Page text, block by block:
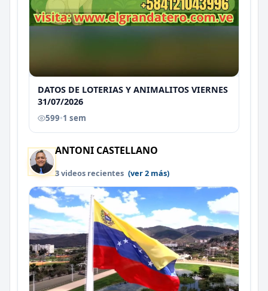
DATOS DE LOTERIAS Y ANIMALITOS VIERNES
31/07/2026
599•1 sem
ANTONI CASTELLANO
3 videos recientes (ver 2 más)